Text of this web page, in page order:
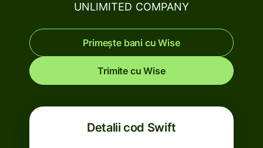
UNLIMITED COMPANY
Primește bani cu Wise
Trimite cu Wise
Detalii cod Swift